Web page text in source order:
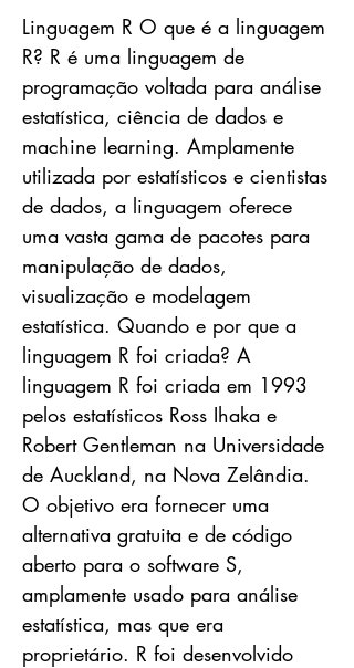
Linguagem R O que é a linguagem
R? R é uma linguagem de
programação voltada para análise
estatística, ciência de dados e
machine learning. Amplamente
utilizada por estatísticos e cientistas
de dados, a linguagem oferece
uma vasta gama de pacotes para
manipulação de dados,
visualização e modelagem
estatística. Quando e por que a
linguagem R foi criada? A
linguagem R foi criada em 1993
pelos estatísticos Ross Ihaka e
Robert Gentleman na Universidade
de Auckland, na Nova Zelândia.
O objetivo era fornecer uma
alternativa gratuita e de código
aberto para o software S,
amplamente usado para análise
estatística, mas que era
proprietário. R foi desenvolvido